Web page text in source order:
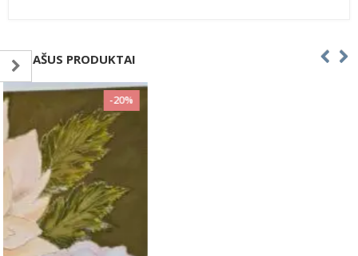
PANAŠUS PRODUKTAI